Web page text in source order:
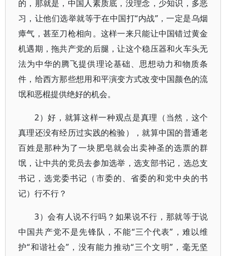
的，那就是，中国人素质底，没理念，少知识，多恶
习，让他们选举就等于在中国打“内战”，一定是乌烟
瘴气，甚至刀枪相向。这样一来只能让中国错过黄金
机遇期，拖共产党的后腿，让这个稳压器和火车头无
法为中华的腾飞提供理论基础、思想动力和物质条
件，给西方那些想用和平演变方式改变中国颜色的流
氓和恶棍提供绝好的机会。
2）好，就算这样一种观点是真理（当然，这个
真理还没有经历过实践的检验），就算中国的普通老
百姓是那种为了一块肥皂就会出卖神圣的选票的群
氓，让中共的党员去参加选举，选支部书记，选总支
书记，选党委书记（市委的、省委的和党中央的书
记）行不行？
3）会有人说不行吗？如果说不行，那就等于说
中国共产党不是先锋队，不能“三个代表”，难以维
护“和谐社会”，没有能力推动“三个文明”，毫无坚